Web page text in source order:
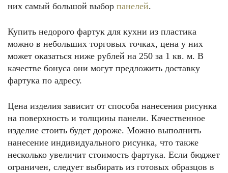
них самый большой выбор панелей.
Купить недорого фартук для кухни из пластика
можно в небольших торговых точках, цена у них
может оказаться ниже рублей на 250 за 1 кв. м. В
качестве бонуса они могут предложить доставку
фартука по адресу.
Цена изделия зависит от способа нанесения рисунка
на поверхность и толщины панели. Качественное
изделие стоить будет дороже. Можно выполнить
нанесение индивидуального рисунка, что также
несколько увеличит стоимость фартука. Если бюджет
ограничен, следует выбирать из готовых образцов в